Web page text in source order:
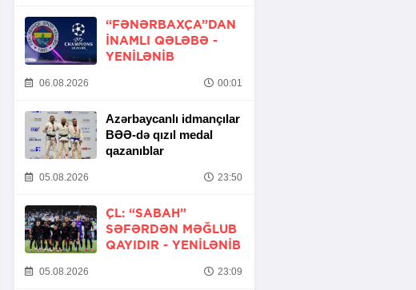
“FƏNƏRBAXÇA”DAN
INAMLI QƏLƏBƏ -
YENİLƏNİB
06.08.2026 00:01
Azərbaycanlı idmançılar
BƏƏ-də qızıl medal
qazanıblar
05.08.2026 23:50
ÇL: “SABAH”
SƏFƏRDƏN MƏĞLUB
QAYIDIR - YENİLƏNİB
05.08.2026 23:09